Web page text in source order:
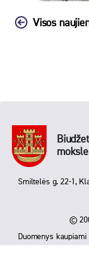
Visos
Smiltelės g. 22-1,
©
Duomenys